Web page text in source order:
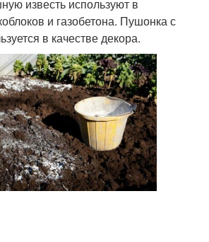
известь используют в
и газобетона. Пушонка с
в качестве декора.